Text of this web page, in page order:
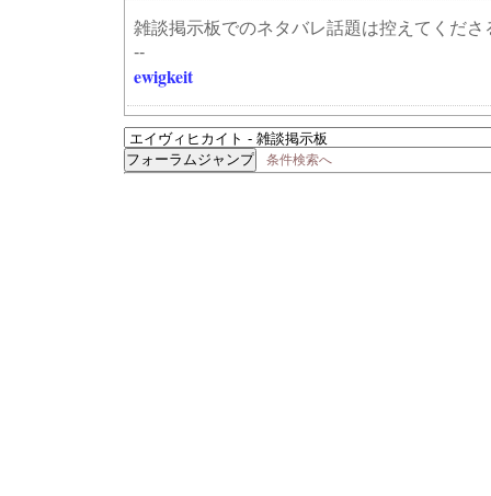
雑談掲示板でのネタバレ話題は控えてくだ
--
ewigkeit
条件検索へ